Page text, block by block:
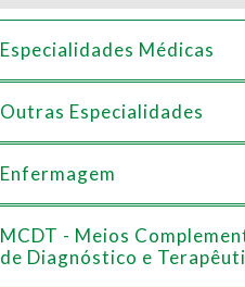
Especialidades Médicas
Outras Especialidades
Enfermagem
MCDT - Meios
de Diagnóstico e